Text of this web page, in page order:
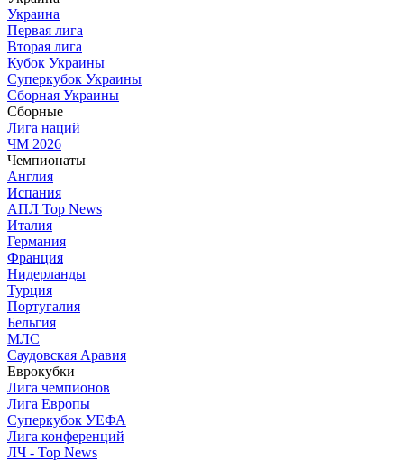
Украина
Первая лига
Вторая лига
Кубок Украины
Суперкубок Украины
Сборная Украины
Сборные
Лига наций
ЧМ 2026
Чемпионаты
Англия
Испания
АПЛ Top News
Италия
Германия
Франция
Нидерланды
Турция
Португалия
Бельгия
МЛС
Саудовская Аравия
Еврокубки
Лига чемпионов
Лига Европы
Суперкубок УЕФА
Лига конференций
ЛЧ - Top News